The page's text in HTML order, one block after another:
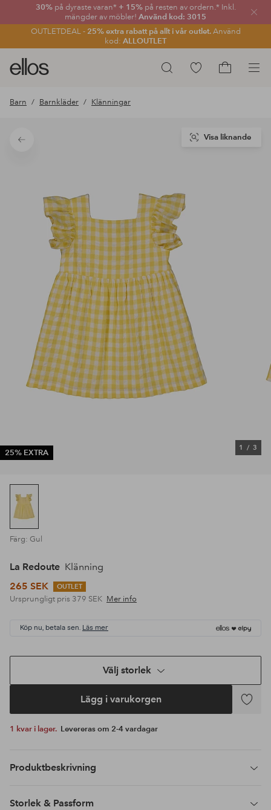
30% på dyraste varan* + 15% på resten av ordern.* Inkl.
mängder av möbler! Använd kod: 3015
OUTLETDEAL - 25% extra rabatt på allt i vår outlet.Använd
kod: ALLOUTLET
Sök
Ellos
logotyp
gå
förstasidan
Gå
Barn Barnkläder Klänningar
Tillbaka
25% EXTRA
1 / 3
Visa liknande
Färg: Gul
La Redoute Klänning
265 SEK
OUTLET
Ursprungligt pris 379 SEK Mer info
Köp nu, betala sen. Läs mer
Välj storlek
Lägg i varukorgen
Lägg
1 kvar i lager. Levereras om 2-4 vardagar
Produktbeskrivning
Storlek & Passform